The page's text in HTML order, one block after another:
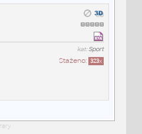
kat:Sport
Staženo: 323x